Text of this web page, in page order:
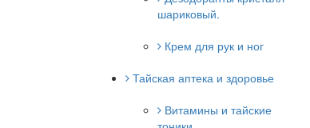
шариковый.
Крем для рук и ног
Тайская аптека и здоровье
Витамины и тайские